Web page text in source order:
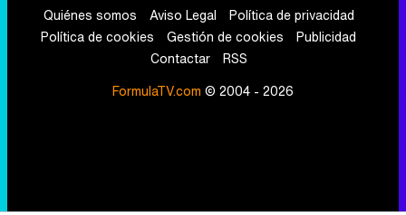
Quiénes somos Aviso Legal
Política de privacidad
Política de cookies
Gestión de cookies
Publicidad
Contactar
RSS
FormulaTV.com © 2004 - 2026